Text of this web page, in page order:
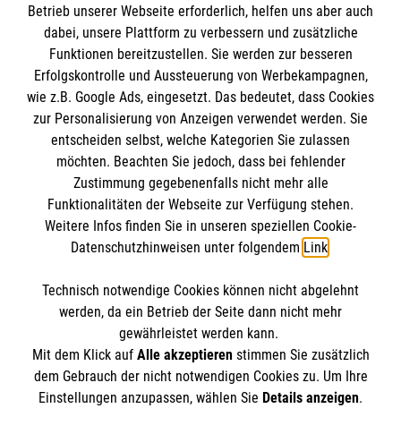
Informationen
Impressum
Datenschutz
Barrierefreiheit
Kontakt
Ansprechpersonen
Die Malteser
Malteser in Deutschland
Malteserorden
Sharepoint
Spendenkonto
Bank: Pax-Bank für Kirche und Caritas eG
IBAN: DE27370601201201210085
BIC: GENODED1PA7
So finden Sie uns
Friedrich-Wöhler Straße 4
53117 Bonn
Der Malteser Hilfsdienst e.V. ist als eingetragene
Betrieb unserer Webseite erforderlich, helfen uns aber auch
dabei, unsere Plattform zu verbessern und zusätzliche
Funktionen bereitzustellen. Sie werden zur besseren
Erfolgskontrolle und Aussteuerung von Werbekampagnen,
wie z.B. Google Ads, eingesetzt. Das bedeutet, dass Cookies
zur Personalisierung von Anzeigen verwendet werden. Sie
entscheiden selbst, welche Kategorien Sie zulassen
möchten. Beachten Sie jedoch, dass bei fehlender
Zustimmung gegebenenfalls nicht mehr alle
Funktionalitäten der Webseite zur Verfügung stehen.
Weitere Infos finden Sie in unseren speziellen Cookie-
Datenschutzhinweisen unter folgendem Link.
Technisch notwendige Cookies können nicht abgelehnt
werden, da ein Betrieb der Seite dann nicht mehr
gewährleistet werden kann.
Mit dem Klick auf Alle akzeptierenstimmen Sie zusätzlich
dem Gebrauch der nicht notwendigen Cookies zu. Um Ihre
Einstellungen anzupassen, wählen Sie Details anzeigen.